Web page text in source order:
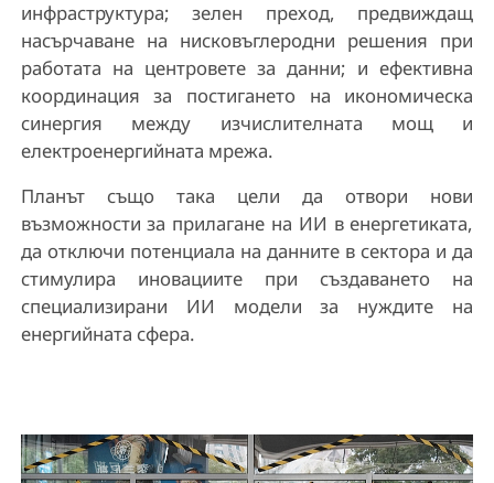
инфраструктура; зелен преход, предвиждащ
насърчаване на нисковъглеродни решения при
работата на центровете за данни; и ефективна
координация за постигането на икономическа
синергия между изчислителната мощ и
електроенергийната мрежа.
Планът също така цели да отвори нови
възможности за прилагане на ИИ в енергетиката,
да отключи потенциала на данните в сектора и да
стимулира иновациите при създаването на
специализирани ИИ модели за нуждите на
енергийната сфера.